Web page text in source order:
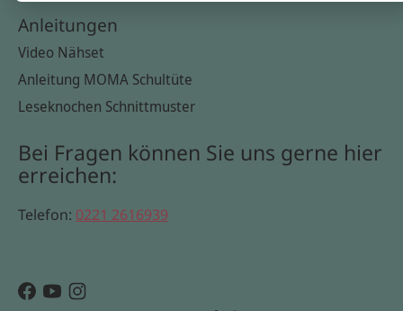
Anleitungen
Video Nähset
Anleitung MOMA Schultüte
Leseknochen Schnittmuster
Bei Fragen können Sie uns gerne hier
erreichen:
Telefon: 0221 2616939